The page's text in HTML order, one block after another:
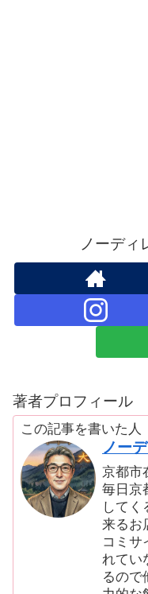
ノーディ
著者プロフィール
この記事を書いた人
ノー
京都市
毎日京
してく
来るお
コミサ
れてい
るので